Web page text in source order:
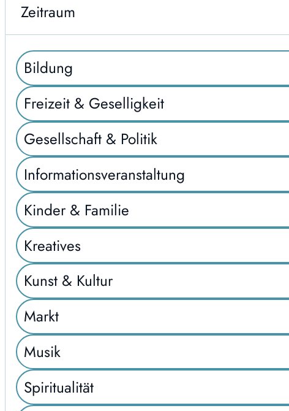
Zeitraum
Bildung
Freizeit & Geselligkeit
Gesellschaft & Politik
Informationsveranstaltung
Kinder & Familie
Kreatives
Kunst & Kultur
Markt
Musik
Spiritualität